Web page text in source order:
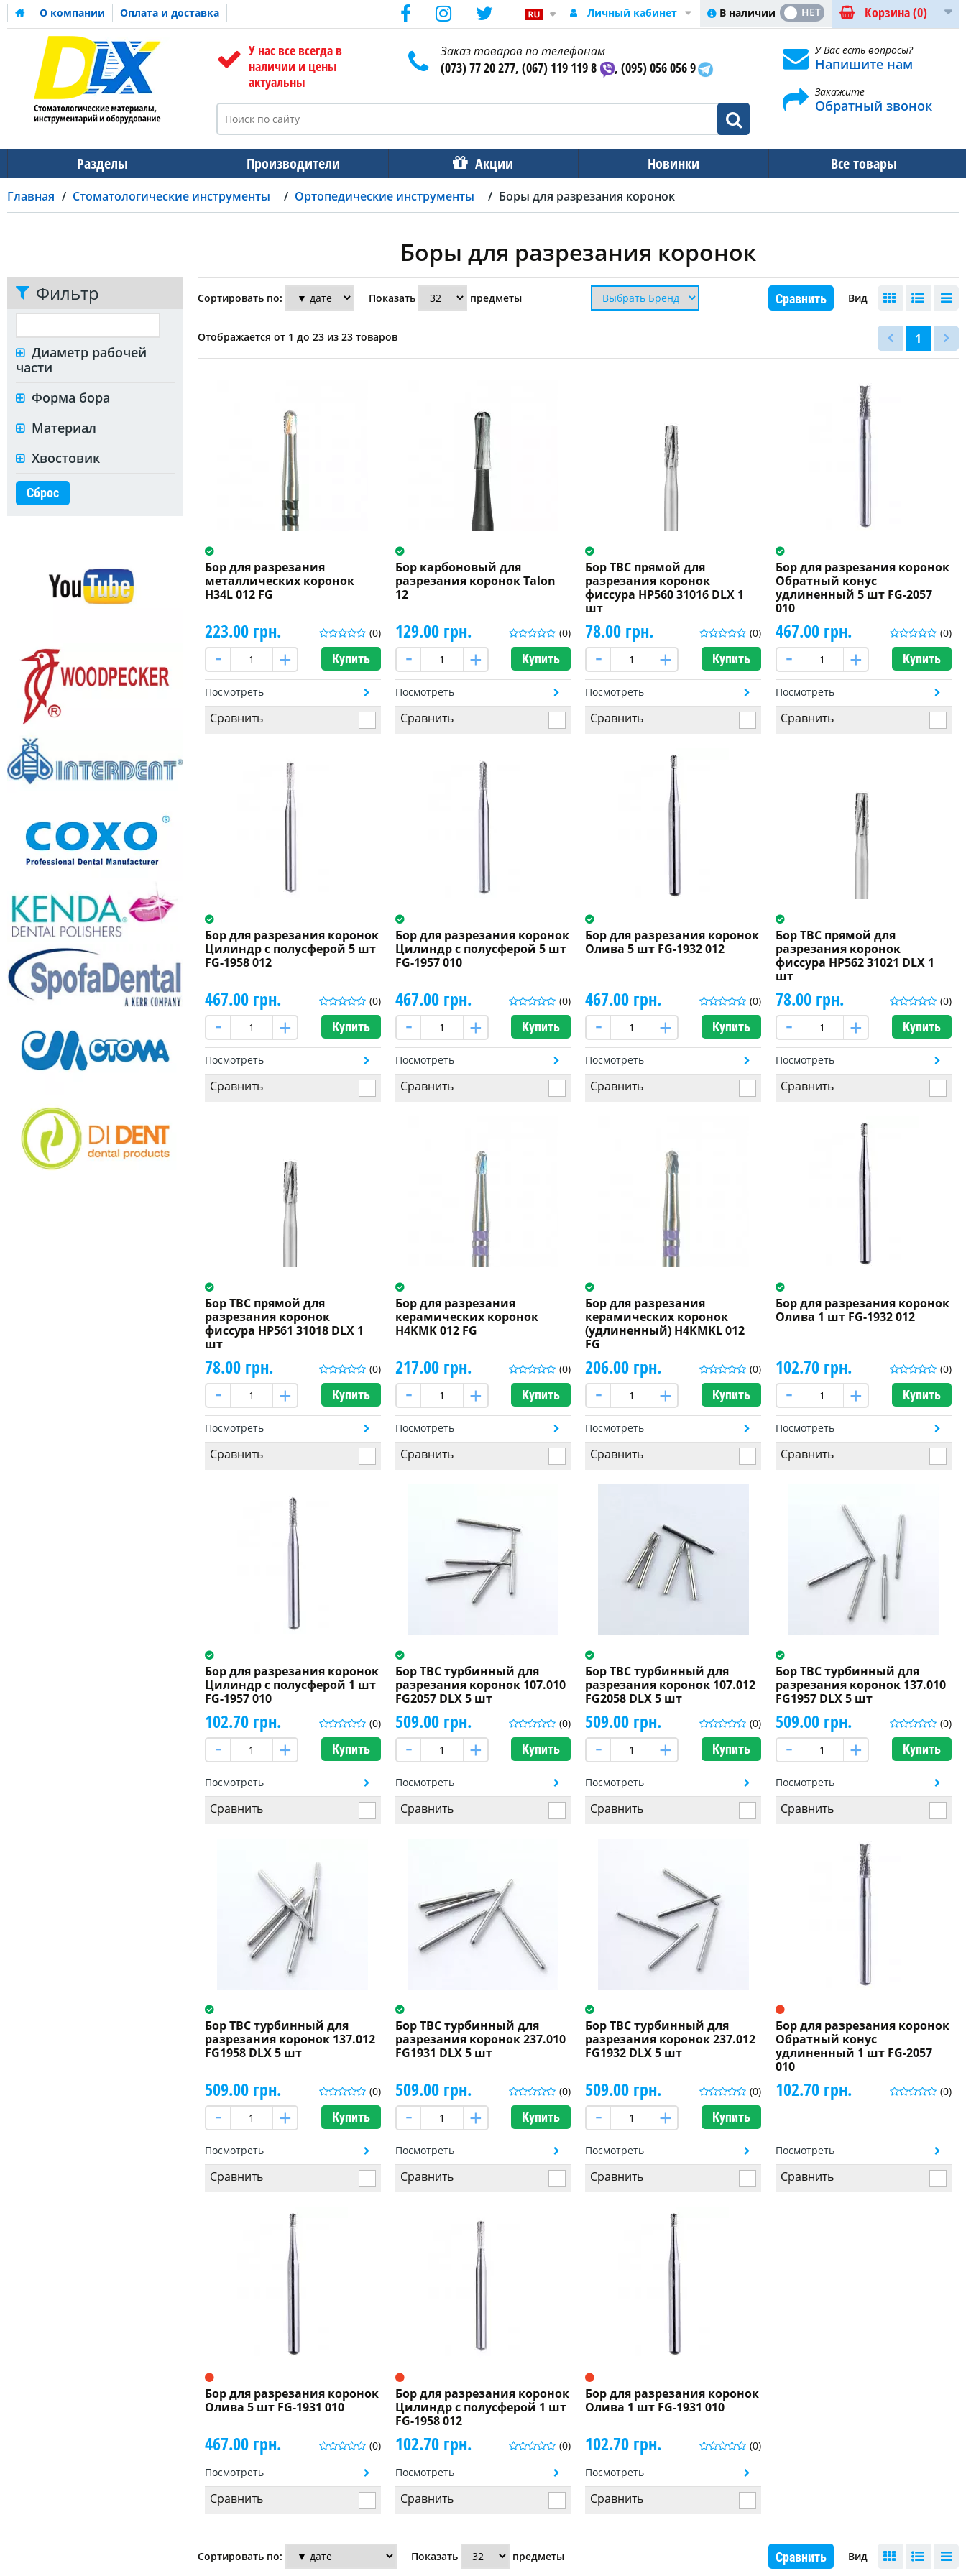
О компании Оплата и доставка Корзина(0)
В наличии
ДА НЕТ
Личный кабинет
У нас все всегда в
наличии и цены
актуальны
Заказ товаров по телефонам
(073) 77 20 277, (067) 119 119 8 , (095) 056 056 9
У Вас есть вопросы?
Напишите нам
Закажите
Обратный звонок
Разделы Производители Акции Новинки Все товары
Главная Стоматологические инструменты Ортопедические инструменты Боры для разрезания коронок
Боры для разрезания коронок
Фильтр
Диаметр рабочей
части
Форма бора
Материал
Хвостовик
Сброс
Вид
Сравнить
Сортировать по: Показать предметы
Отображается от 1 до 23 из 23 товаров 1
Бор для разрезания
металлических коронок
H34L 012 FG
(0)
223.00 грн.
Купить
Посмотреть
Сравнить
Бор карбоновый для
разрезания коронок Talon
12
(0)
129.00 грн.
Купить
Посмотреть
Сравнить
Бор ТВС прямой для
разрезания коронок
фиссура HP560 31016 DLX 1
шт
(0)
78.00 грн.
Купить
Посмотреть
Сравнить
Бор для разрезания коронок
Обратный конус
удлиненный 5 шт FG-2057
010
(0)
467.00 грн.
Купить
Посмотреть
Сравнить
Бор для разрезания коронок
Цилиндр с полусферой 5 шт
FG-1958 012
(0)
467.00 грн.
Купить
Посмотреть
Сравнить
Бор для разрезания коронок
Цилиндр с полусферой 5 шт
FG-1957 010
(0)
467.00 грн.
Купить
Посмотреть
Сравнить
Бор для разрезания коронок
Олива 5 шт FG-1932 012
(0)
467.00 грн.
Купить
Посмотреть
Сравнить
Бор ТВС прямой для
разрезания коронок
фиссура HP562 31021 DLX 1
шт
(0)
78.00 грн.
Купить
Посмотреть
Сравнить
Бор ТВС прямой для
разрезания коронок
фиссура HP561 31018 DLX 1
шт
(0)
78.00 грн.
Купить
Посмотреть
Сравнить
Бор для разрезания
керамических коронок
H4KMK 012 FG
(0)
217.00 грн.
Купить
Посмотреть
Сравнить
Бор для разрезания
керамических коронок
(удлиненный) H4KMKL 012
FG
(0)
206.00 грн.
Купить
Посмотреть
Сравнить
Бор для разрезания коронок
Олива 1 шт FG-1932 012
(0)
102.70 грн.
Купить
Посмотреть
Сравнить
Бор для разрезания коронок
Цилиндр с полусферой 1 шт
FG-1957 010
(0)
102.70 грн.
Купить
Посмотреть
Сравнить
Бор ТВС турбинный для
разрезания коронок 107.010
FG2057 DLX 5 шт
(0)
509.00 грн.
Купить
Посмотреть
Сравнить
Бор ТВС турбинный для
разрезания коронок 107.012
FG2058 DLX 5 шт
(0)
509.00 грн.
Купить
Посмотреть
Сравнить
Бор ТВС турбинный для
разрезания коронок 137.010
FG1957 DLX 5 шт
(0)
509.00 грн.
Купить
Посмотреть
Сравнить
Бор ТВС турбинный для
разрезания коронок 137.012
FG1958 DLX 5 шт
(0)
509.00 грн.
Купить
Посмотреть
Сравнить
Бор ТВС турбинный для
разрезания коронок 237.010
FG1931 DLX 5 шт
(0)
509.00 грн.
Купить
Посмотреть
Сравнить
Бор ТВС турбинный для
разрезания коронок 237.012
FG1932 DLX 5 шт
(0)
509.00 грн.
Купить
Посмотреть
Сравнить
Бор для разрезания коронок
Обратный конус
удлиненный 1 шт FG-2057
010
(0)
102.70 грн.
Посмотреть
Сравнить
Бор для разрезания коронок
Олива 5 шт FG-1931 010
(0)
467.00 грн.
Посмотреть
Сравнить
Бор для разрезания коронок
Цилиндр с полусферой 1 шт
FG-1958 012
(0)
102.70 грн.
Посмотреть
Сравнить
Бор для разрезания коронок
Олива 1 шт FG-1931 010
(0)
102.70 грн.
Посмотреть
Сравнить
Вид
Сравнить
Сортировать по: Показать предметы